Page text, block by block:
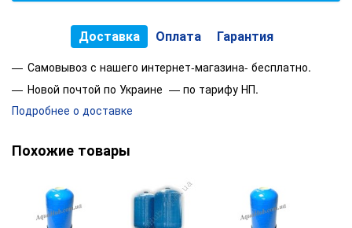
Доставка Оплата Гарантия
Самовывоз с нашего интернет-магазина- бесплатно.
Новой почтой по Украине — по тарифу НП.
Подробнее о доставке
Похожие товары